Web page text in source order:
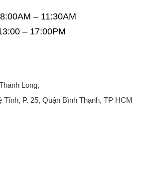
– 11:30AM
– 17:00PM
Long,
Tĩnh, P. 25, Quận Bình Thạnh, TP HCM